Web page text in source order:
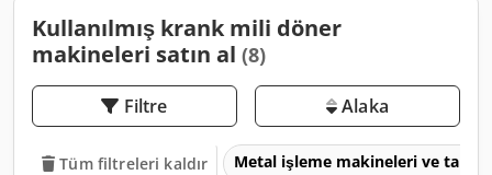
Kullanılmış krank mili döner
makineleri satın al (8)
Filtre Alaka
Tüm filtreleri kaldır Metal işleme makineleri ve